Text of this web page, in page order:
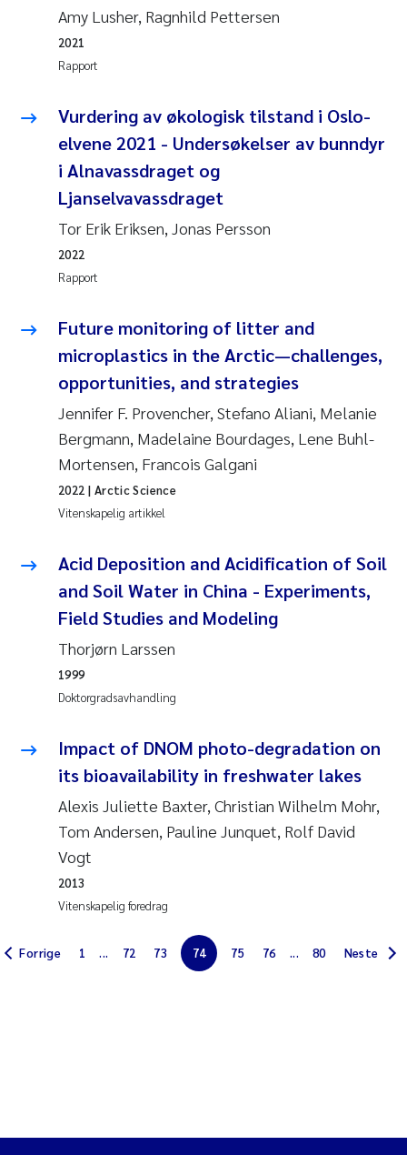
Jonny Beyer
Nathalie Marquesin-Risbakk
Synne Authén Andresen
Veronica Sæther Eftevåg
Valentina Elena Tartiu
Susan Skogtvedt Røed
Belinda Valdecanas
Elianne Dunthorn Egge
Elisabeth Lie
Jan-Erik Thrane
Jens Vedal
Louise Valestrand
Peter Stig Hansen
Jannicke Moe
Ana Catarina Almeida
Adam David Lillicrap
Erik Höglund
Amy Lusher, Ragnhild Pettersen
Rapport
2021
Vurdering av økologisk tilstand i Oslo-
elvene 2021 - Undersøkelser av bunndyr
i Alnavassdraget og
Ljanselvavassdraget
Tor Erik Eriksen, Jonas Persson
Rapport
2022
Future monitoring of litter and
microplastics in the Arctic—challenges,
opportunities, and strategies
Jennifer F. Provencher, Stefano Aliani, Melanie
Bergmann, Madelaine Bourdages, Lene Buhl-
Mortensen, Francois Galgani
Vitenskapelig artikkel
2022 | Arctic Science
Acid Deposition and Acidification of Soil
and Soil Water in China - Experiments,
Field Studies and Modeling
Thorjørn Larssen
Doktorgradsavhandling
1999
Impact of DNOM photo-degradation on
its bioavailability in freshwater lakes
Alexis Juliette Baxter, Christian Wilhelm Mohr,
Tom Andersen, Pauline Junquet, Rolf David
Vogt
Vitenskapelig foredrag
2013
Forrige 1 ... 72 73 74 75 76 ... 80 Neste